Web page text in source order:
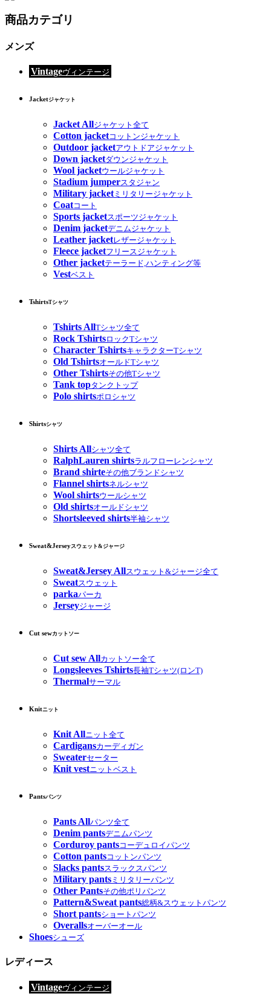
商品カテゴリ
メンズ
Vintageヴィンテージ
Jacketジャケット
Jacket Allジャケット全て
Cotton jacketコットンジャケット
Outdoor jacketアウトドアジャケット
Down jacketダウンジャケット
Wool jacketウールジャケット
Stadium jumperスタジャン
Military jacketミリタリージャケット
Coatコート
Sports jacketスポーツジャケット
Denim jacketデニムジャケット
Leather jacketレザージャケット
Fleece jacketフリースジャケット
Other jacketテーラード,ハンティング等
Vestベスト
TshirtsTシャツ
Tshirts AllTシャツ全て
Rock TshirtsロックTシャツ
Character TshirtsキャラクターTシャツ
Old TshirtsオールドTシャツ
Other Tshirtsその他Tシャツ
Tank topタンクトップ
Polo shirtsポロシャツ
Shirtsシャツ
Shirts Allシャツ全て
RalphLauren shirtsラルフローレンシャツ
Brand shirteその他ブランドシャツ
Flannel shirtsネルシャツ
Wool shirtsウールシャツ
Old shirtsオールドシャツ
Shortsleeved shirts半袖シャツ
Sweat&Jerseyスウェット&ジャージ
Sweat&Jersey Allスウェット&ジャージ全て
Sweatスウェット
parkaパーカ
Jerseyジャージ
Cut sewカットソー
Cut sew Allカットソー全て
Longsleeves Tshirts長袖Tシャツ(ロンT)
Thermalサーマル
Knitニット
Knit Allニット全て
Cardigansカーディガン
Sweaterセーター
Knit vestニットベスト
Pantsパンツ
Pants Allパンツ全て
Denim pantsデニムパンツ
Corduroy pantsコーデュロイパンツ
Cotton pantsコットンパンツ
Slacks pantsスラックスパンツ
Military pants ミリタリーパンツ
Other Pantsその他ポリパンツ
Pattern&Sweat pants総柄&スウェットパンツ
Short pantsショートパンツ
Overallsオーバーオール
Shoesシューズ
レディース
Vintageヴィンテージ